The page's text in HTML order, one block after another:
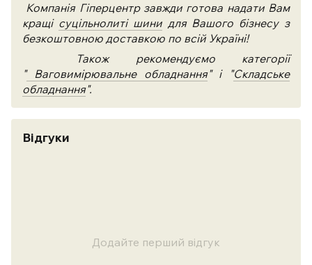
Компанія Гіперцентр завжди готова надати Вам
кращі суцільнолиті шинидля Вашого бізнесу з
безкоштовною доставкою по всій Україні!
Також рекомендуємо категорії
"Ваговимірювальне обладнання" і "Складське
обладнання".
Відгуки
Додайте перший відгук